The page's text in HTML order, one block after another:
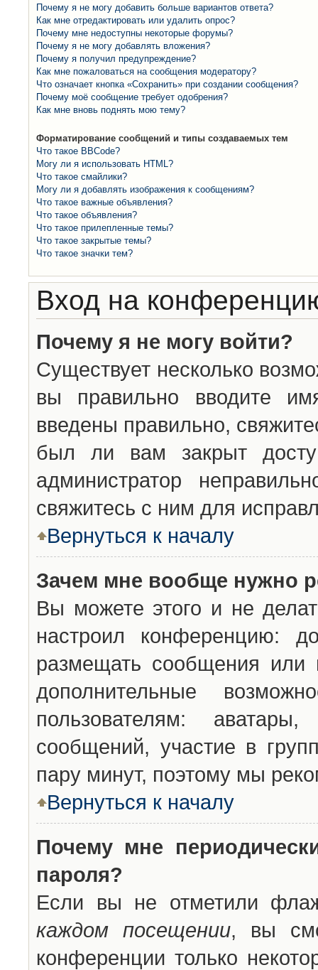
Почему я не могу добавить больше вариантов ответа?
Как мне отредактировать или удалить опрос?
Почему мне недоступны некоторые форумы?
Почему я не могу добавлять вложения?
Почему я получил предупреждение?
Как мне пожаловаться на сообщения модератору?
Что означает кнопка «Сохранить» при создании сообщения?
Почему моё сообщение требует одобрения?
Как мне вновь поднять мою тему?
Форматирование сообщений и типы создаваемых тем
Что такое BBCode?
Могу ли я использовать HTML?
Что такое смайлики?
Могу ли я добавлять изображения к сообщениям?
Что такое важные объявления?
Что такое объявления?
Что такое прилепленные темы?
Что такое закрытые темы?
Что такое значки тем?
Вход на
Почему я не могу войти?
Существует несколько
вы правильно вводите
введены правильно,
был ли вам закрыт
администратор
свяжитесь с ним для
Вернуться к началу
Зачем мне вообще нужно
Вы можете этого и не
настроил конференцию:
размещать сообщения или
дополнительные
пользователям:
сообщений, участие в
пару минут, поэтому мы
Вернуться к началу
Почему мне
пароля?
Если вы не отметили
каждом посещении, вы
конференции только